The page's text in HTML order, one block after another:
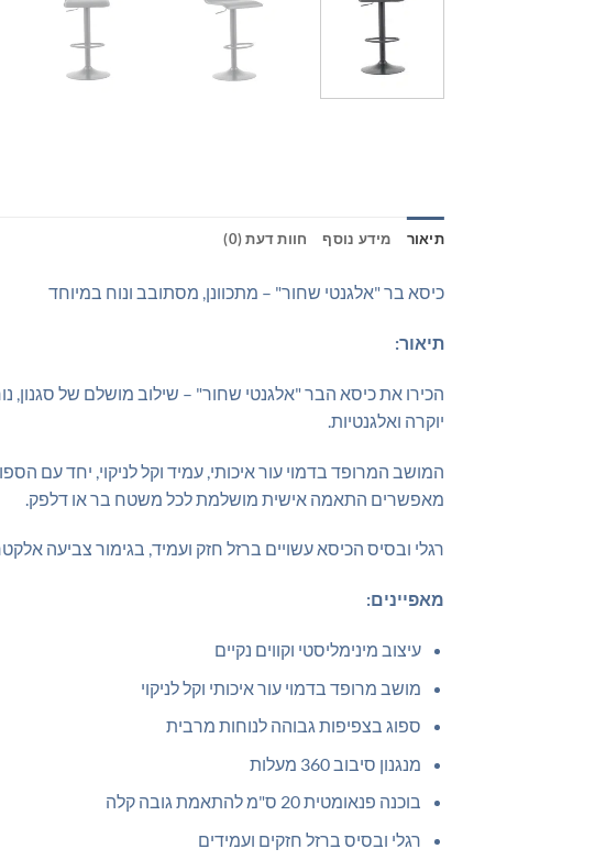
תיאור מידע נוסף חוות דעת (0)
כיסא בר "אלגנטי שחור" – מתכוונן, מסתובב ונוח במיוחד
תיאור:
הכירו את כיסא הבר "אלגנטי שחור" – שילוב מושלם של סגנון,
יוקרה ואלגנטיות.
המושב המרופד בדמוי עור איכותי, עמיד וקל לניקוי, יחד עם
מאפשרים התאמה אישית מושלמת לכל משטח בר או דלפק.
רגלי ובסיס הכיסא עשויים ברזל חזק ועמיד, בגימור צביעה
מאפיינים:
עיצוב מינימליסטי וקווים נקיים
מושב מרופד בדמוי עור איכותי וקל לניקוי
ספוג בצפיפות גבוהה לנוחות מרבית
מנגנון סיבוב 360 מעלות
בוכנה פנאומטית 20 ס"מ להתאמת גובה קלה
רגלי ובסיס ברזל חזקים ועמידים